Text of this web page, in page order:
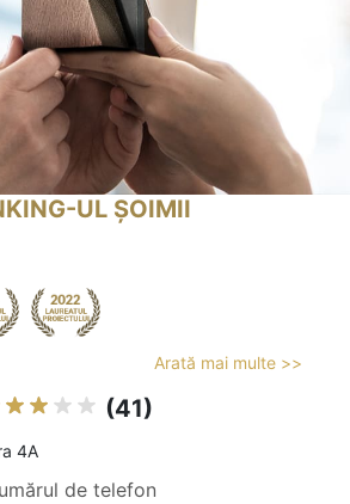
UL ȘOIMII
Arată mai multe >>
(41)
4A
de telefon